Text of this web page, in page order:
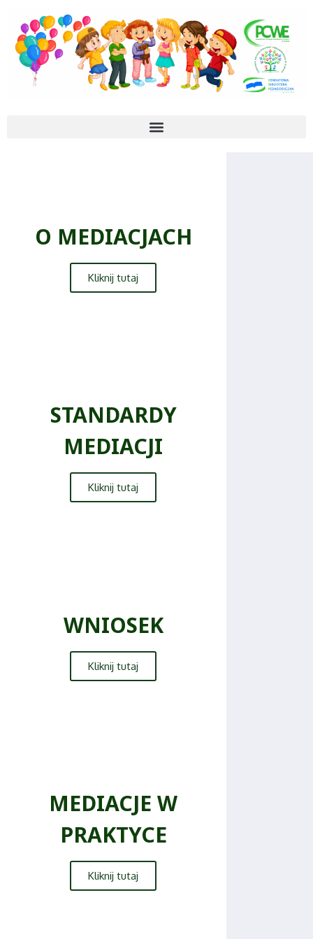
O MEDIACJACH
Kliknij tutaj
STANDARDY
MEDIACJI
Kliknij tutaj
WNIOSEK
Kliknij tutaj
MEDIACJE W
PRAKTYCE
Kliknij tutaj